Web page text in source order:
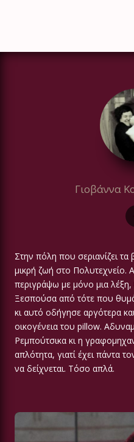
Γιοβάννα
Στην πόλη που σεριανίζει
μικρή ζωή στο Πολυτεχνείο.
περιγράψω με μόνο μια
Ξεσπούσα από τότε που
κι αυτό οδήγησε αργότερα
οικογένεια του pillow.
Ρεμπούτσικα κι η
απλότητα, γιατί έχει πάντα
να δείχνεται. Τόσο απλά.